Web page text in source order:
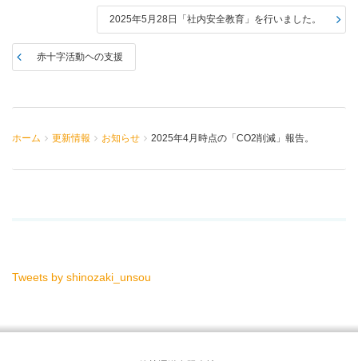
2025年5月28日「社内安全教育」を行いました。
赤十字活動ヘの支援
ホーム 更新情報 お知らせ 2025年4月時点の「CO2削減」報告。
Tweets by shinozaki_unsou